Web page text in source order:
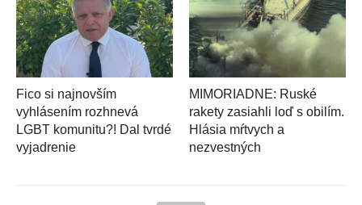
Fico si najnovším
vyhlásením rozhnevá
LGBT komunitu?! Dal tvrdé
vyjadrenie
MIMORIADNE: Ruské
rakety zasiahli loď s obilím.
Hlásia mŕtvych a
nezvestných